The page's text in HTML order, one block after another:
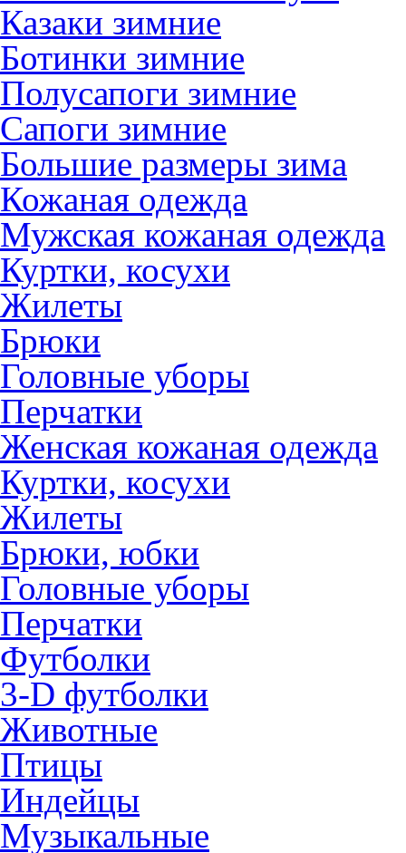
Казаки зимние
Ботинки зимние
Полусапоги зимние
Сапоги зимние
Большие размеры зима
Кожаная одежда
Мужская кожаная одежда
Куртки, косухи
Жилеты
Брюки
Головные уборы
Перчатки
Женская кожаная одежда
Куртки, косухи
Жилеты
Брюки, юбки
Головные уборы
Перчатки
Футболки
3-D футболки
Животные
Птицы
Индейцы
Музыкальные